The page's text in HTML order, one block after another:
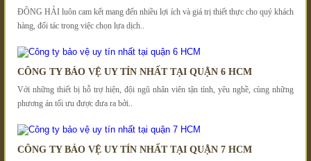
ĐÔNG HẢI luôn cam kết mang đến nhiều lợi ích và giá trị thiết thực cho quý khách
hàng, đối tác trong việc chọn lựa dịch..
CÔNG TY BẢO VỆ UY TÍN NHẤT TẠI QUẬN 6 HCM
Với những thiết bị hỗ trợ hiện, đội ngũ nhân viên tận tình, yêu nghề, cùng những
phương án tối ưu được đưa ra bởi..
CÔNG TY BẢO VỆ UY TÍN NHẤT TẠI QUẬN 7 HCM